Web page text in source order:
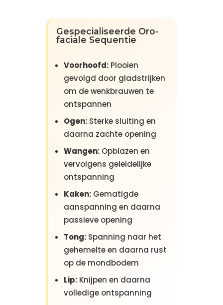
Gespecialiseerde Oro-
faciale Sequentie
Voorhoofd:Plooien
gevolgd door gladstrijken
om de wenkbrauwen te
ontspannen
Ogen:Sterke sluiting en
daarna zachte opening
Wangen:Opblazen en
vervolgens geleidelijke
ontspanning
Kaken:Gematigde
aanspanning en daarna
passieve opening
Tong:Spanning naar het
gehemelte en daarna rust
op de mondbodem
Lip:Knijpen en daarna
volledige ontspanning